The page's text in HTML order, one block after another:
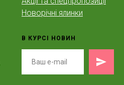
Новорічні ялинки
В КУРСІ НОВИН